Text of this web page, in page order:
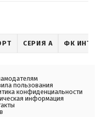
СЕРИЯ А ФК ИНТЕР
пользования
конфиденциальности
информация